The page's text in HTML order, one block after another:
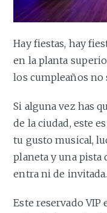
Hay fiestas, hay
en la planta
los cumpleaños no
Si alguna vez has
de la ciudad, este
tu gusto musical,
planeta y una pista
entra ni de invitada.
Este reservado VIP